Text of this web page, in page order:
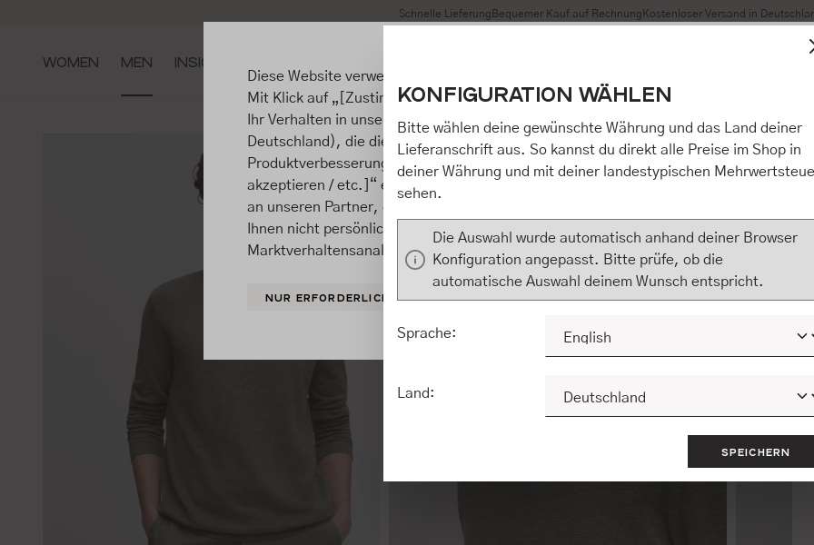
Zur Hauptnavigation springen Schnelle Lieferung Bequemer Kauf auf Rechnung Kostenloser Versand in
WOMEN MEN INSIGHTS
Diese Website verwendet Cookies, um eine bestmögliche Erfahrung bieten zu können.
Mit Klick auf „[Zustimmen / Alles akzeptieren / etc.]“ erteilen Sie Ihre Einwilligung
Ihr Verhalten in unserem Shop an unseren Partner, die shopware AG (Ebbinghoff 10,
Deutschland), die diese Daten Ihnen nicht persönlich zuordnen kann, sie aber zu
Produktverbesserungen, Marktverhaltensanalysen) verarbeiten darf. Mit Klick auf
akzeptieren / etc.]“ erteilen Sie Ihre Einwilligung auch in die Weitergabe über Ihr
an unseren Partner, die shopware AG (Ebbinghoff 10, 48624 Schöppingen,
Ihnen nicht persönlich zuordnen kann, sie aber zu eigenen Zwecken (z.B.
Marktverhaltensanalysen) verarbeiten darf.
NUR ERFORDERLICHE KONFIGURIEREN ALLE COOKIES
KONFIGURATION WÄHLEN
Bitte wählen deine gewünschte Währung und das Land deiner
Lieferanschrift aus. So kannst du direkt alle Preise im Shop in
deiner Währung und mit deiner landestypischen
sehen.
Die Auswahl wurde automatisch anhand deiner Browser
Konfiguration angepasst. Bitte prüfe, ob die
automatische Auswahl deinem Wunsch entspricht.
Sprache:
Land:
SPEICHERN